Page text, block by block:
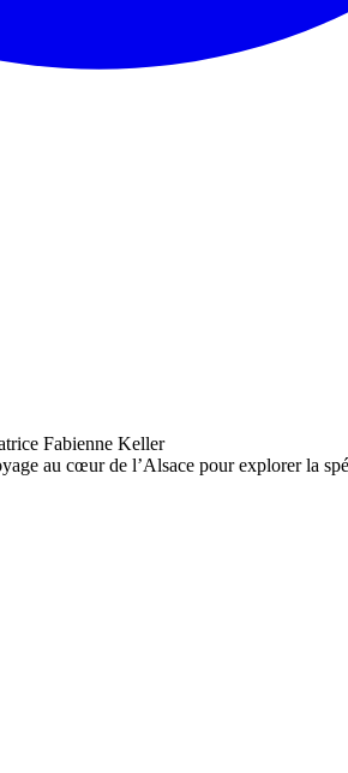
au cœur de l’Alsace pour explorer la